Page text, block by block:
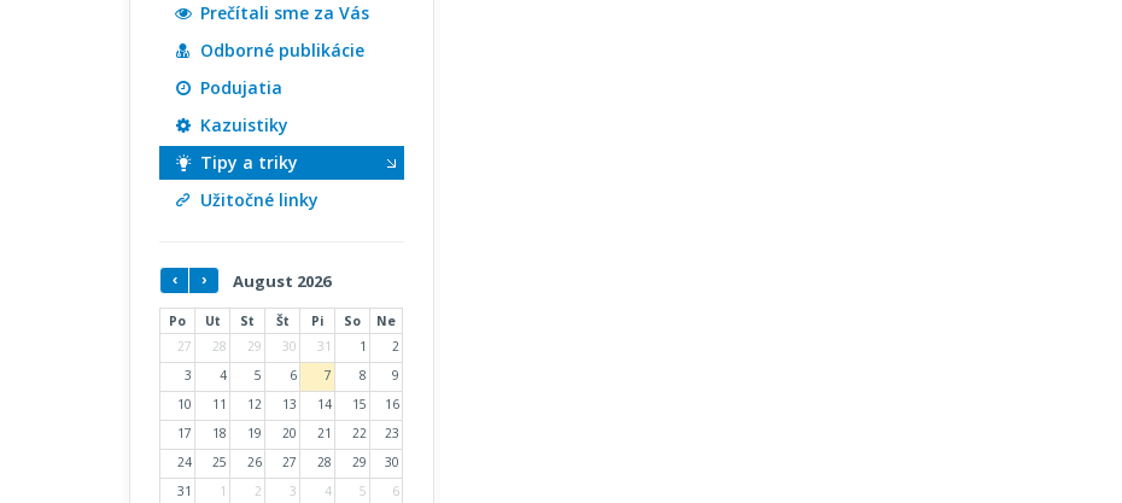
Prečítali sme za Vás
Odborné publikácie
Podujatia
Kazuistiky
Tipy a triky
Užitočné linky
August 2026
Po Ut St Št Pi So
Ne
27
28 29 30 31 1
2
3
4 5 6 7 8
9
10
11 12 13 14 15
16
17
18 19 20 21 22
23
24
25 26 27 28 29
30
31
1 2 3 4 5 6